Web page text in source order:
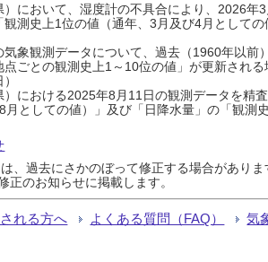
において、湿度計の不具合により、2026
測史上1位の値（通年、3月及び4月として
象観測データについて、過去（1960年以
ごとの観測史上1～10位の値」が更新され
における2025年8月11日の観測データを精
月としての値）」及び「日降水量」の「観
、過去にさかのぼって修正する場合があり
正のお知らせに掲載します。
れる方へ よくある質問（FAQ） 気